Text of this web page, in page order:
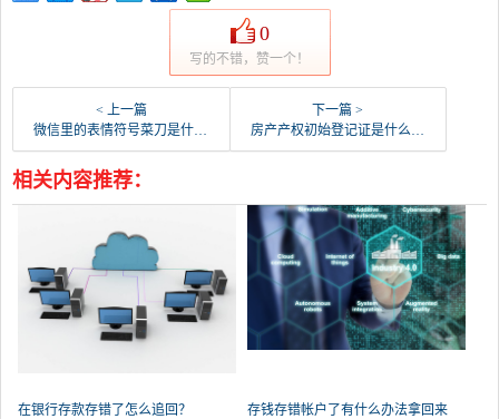
0
写的不错，赞一个！
< 上一篇
微信里的表情符号菜刀是什么意思？
下一篇 >
房产产权初始登记证是什么意思？
相关内容推荐：
在银行存款存错了怎么追回？
存钱存错帐户了有什么办法拿回来